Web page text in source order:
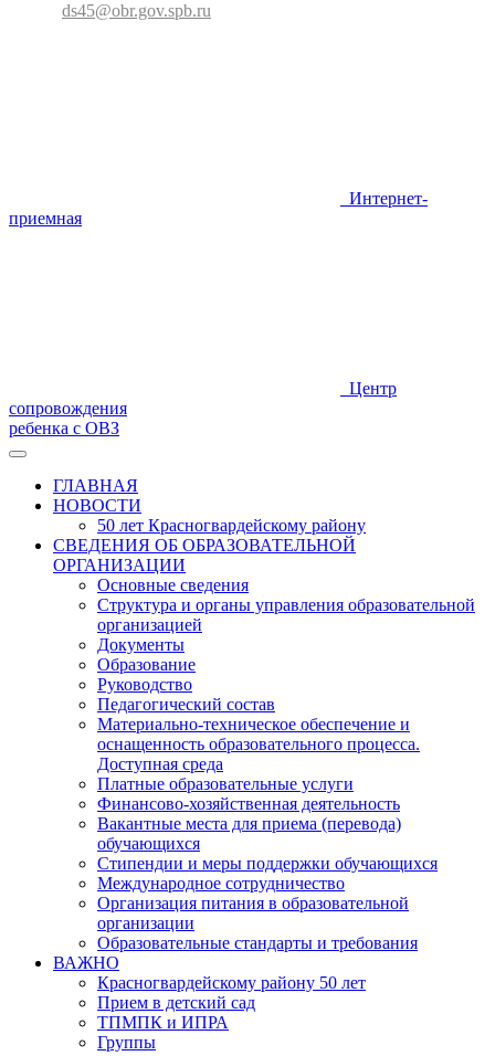
ds45@obr.gov.spb.ru
Интернет-
приемная
Центр
сопровождения
ребенка с ОВЗ
ГЛАВНАЯ
НОВОСТИ
50 лет Красногвардейскому району
СВЕДЕНИЯ ОБ ОБРАЗОВАТЕЛЬНОЙ
ОРГАНИЗАЦИИ
Основные сведения
Структура и органы управления образовательной
организацией
Документы
Образование
Руководство
Педагогический состав
Материально-техническое обеспечение и
оснащенность образовательного процесса.
Доступная среда
Платные образовательные услуги
Финансово-хозяйственная деятельность
Вакантные места для приема (перевода)
обучающихся
Стипендии и меры поддержки обучающихся
Международное сотрудничество
Организация питания в образовательной
организации
Образовательные стандарты и требования
ВАЖНО
Красногвардейскому району 50 лет
Прием в детский сад
ТПМПК и ИПРА
Группы